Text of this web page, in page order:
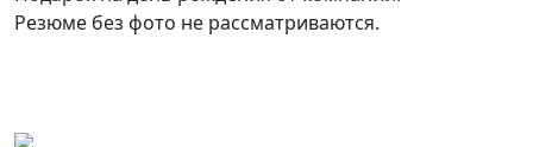
Резюме без фото не рассматриваются.